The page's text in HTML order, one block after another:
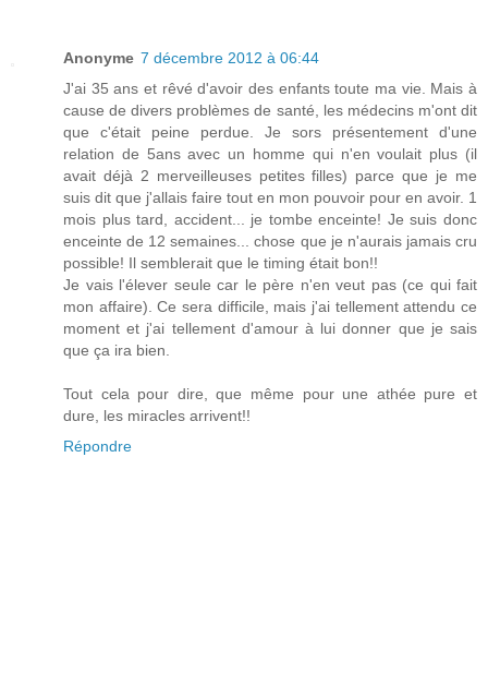
Anonyme 7 décembre 2012 à 06:44
J'ai 35 ans et rêvé d'avoir des enfants toute ma vie. Mais à
cause de divers problèmes de santé, les médecins m'ont dit
que c'était peine perdue. Je sors présentement d'une
relation de 5ans avec un homme qui n'en voulait plus (il
avait déjà 2 merveilleuses petites filles) parce que je me
suis dit que j'allais faire tout en mon pouvoir pour en avoir. 1
mois plus tard, accident... je tombe enceinte! Je suis donc
enceinte de 12 semaines... chose que je n'aurais jamais cru
possible! Il semblerait que le timing était bon!!
Je vais l'élever seule car le père n'en veut pas (ce qui fait
mon affaire). Ce sera difficile, mais j'ai tellement attendu ce
moment et j'ai tellement d'amour à lui donner que je sais
que ça ira bien.
Tout cela pour dire, que même pour une athée pure et
dure, les miracles arrivent!!
Répondre